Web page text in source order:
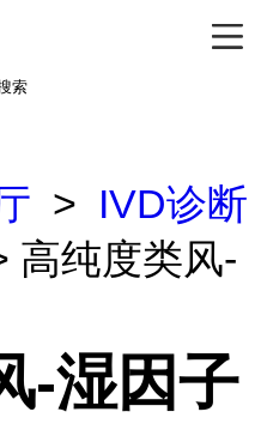
索
> IVD诊断
高纯度类风-
-湿因子